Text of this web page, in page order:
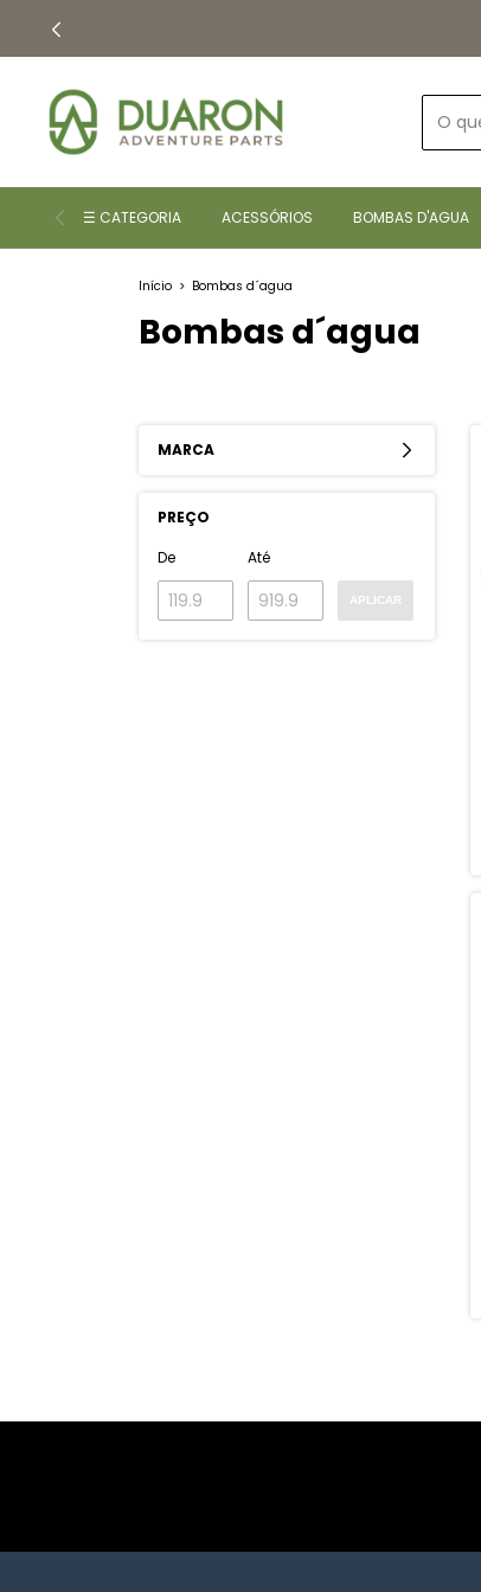
☰ CATEGORIA ACESSÓRIOS BOMBAS D'AGUA
Início > Bombas d´agua
Bombas d´agua
MARCA
PREÇO
De
Até
APLICAR